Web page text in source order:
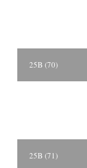
25B (70)
25B (71)